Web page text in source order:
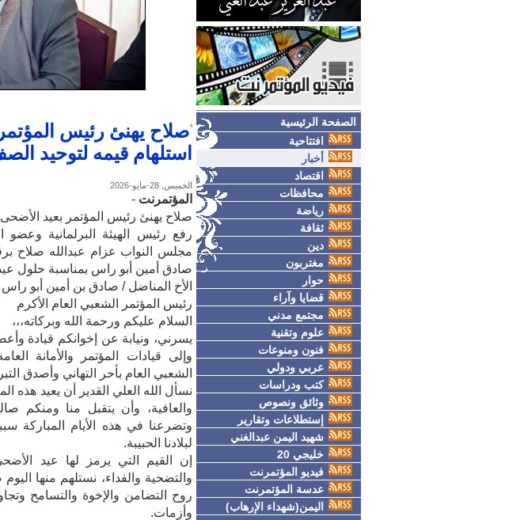
الصفحة الرئيسية
افتتاحية
أخبار
اقتصاد
محافظات
رياضة
ثقافة
دين
مغتربون
حوار
قضايا وآراء
مجتمع مدني
علوم وتقنية
فنون ومنوعات
عربي ودولي
كتب ودراسات
وثائق ونصوص
إستطلاعات وتقارير
شهيد اليمن عبدالغني
خليجي 20
فيديو المؤتمرنت
عدسة المؤتمرنت
اليمن(شهداء الإرهاب)
صلاح يهنئ رئيس
استلهام قيمه لتوحيد
الخميس, 28-مايو-2026
المؤتمرنت -
صلاح يهنئ رئيس المؤتمر بعيد
رفع رئيس الهيئة البرلمانية وعضو
مجلس النواب عزام عبدالله صلاح
صادق أمين أبو راس بمناسبة حلول عيد الأضحى
الأخ المناضل / صادق بن أمين أبو راس
رئيس المؤتمر الشعبي العام الأكرم
السلام عليكم ورحمة الله وبركاته،،،
يسرني، ونيابة عن إخوانكم قيادة
وإلى قيادات المؤتمر والأمانة
الشعبي العام بأحر التهاني وأصدق
نسأل الله العلي القدير أن يعيد هذه
والعافية، وأن يتقبل منا ومنكم
وتضرعنا في هذه الأيام المباركة
لبلادنا الحبيبة.
إن القيم التي يرمز لها عيد
والتضحية والفداء، نستلهم منها
روح التضامن والإخوة والتسامح
وأزمات.